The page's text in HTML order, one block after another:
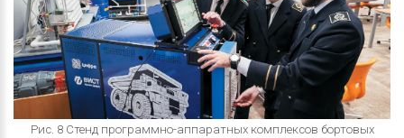
Рис. 8 Стенд программно-аппаратных комплексов бортовых